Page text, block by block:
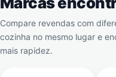
Compare revendas com
cozinha no mesmo lugar e
mais rapidez.